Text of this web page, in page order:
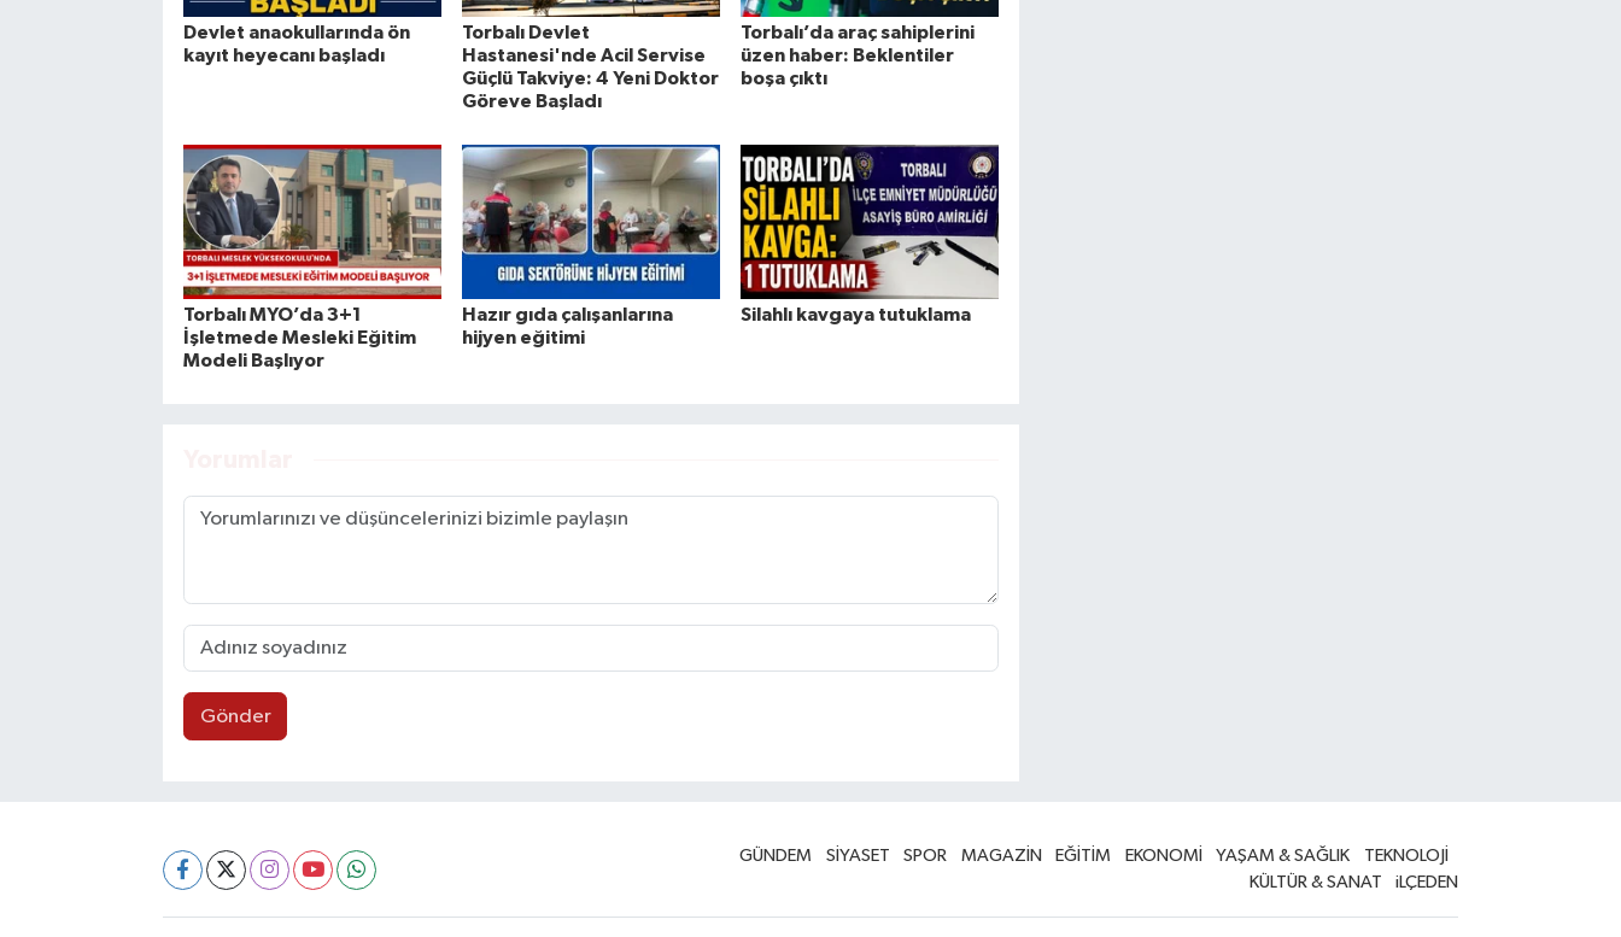
Devlet anaokullarında ön
kayıt heyecanı başladı
Torbalı Devlet
Hastanesi'nde Acil Servise
Güçlü Takviye: 4 Yeni Doktor
Göreve Başladı
Torbalı’da araç sahiplerini
üzen haber: Beklentiler
boşa çıktı
Torbalı MYO’da 3+1
İşletmede Mesleki Eğitim
Modeli Başlıyor
Hazır gıda çalışanlarına
hijyen eğitimi
Silahlı kavgaya tutuklama
Gönder
GÜNDEM SİYASET SPOR MAGAZİN EĞİTİM EKONOMİ YAŞAM & SAĞLIK
TEKNOLOJİ
KÜLTÜR & SANAT
iLÇEDEN